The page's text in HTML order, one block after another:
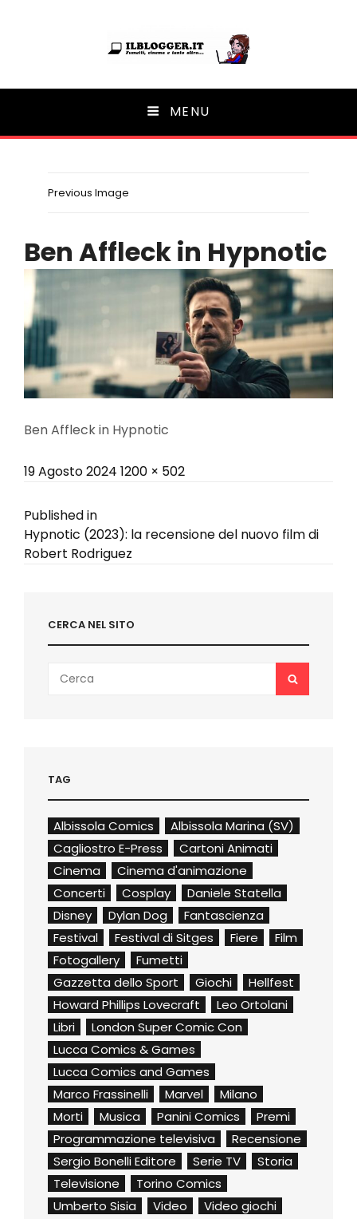
Ilblogger.it
Il portalino di blog | MENU
Previous Image
Ben Affleck in Hypnotic
Ben Affleck in Hypnotic
Posted
19 Agosto 2024 Full
1200 × 502
Navigazione
articoli
Published in
Hypnotic (2023): la recensione del nuovo film di
Robert Rodriguez
CERCA NEL SITO
for:
SEARCH
TAG
Albissola Comics
Albissola Marina (SV)
Cagliostro E-Press
Cartoni Animati
Cinema
Cinema d'animazione
Concerti
Cosplay
Daniele Statella
Disney
Dylan Dog
Fantascienza
Festival
Festival di Sitges Fiere
Film
Fotogallery
Fumetti
Gazzetta dello Sport
Giochi
Hellfest
Howard Phillips Lovecraft
Leo Ortolani
Libri
London Super Comic Con
Lucca Comics & Games
Lucca Comics and Games
Marco Frassinelli
Marvel
Milano
Morti
Musica Panini Comics
Premi
Programmazione televisiva
Recensione
Sergio Bonelli Editore
Serie TV
Storia
Televisione
Torino Comics
Umberto Sisia
Video
Video giochi